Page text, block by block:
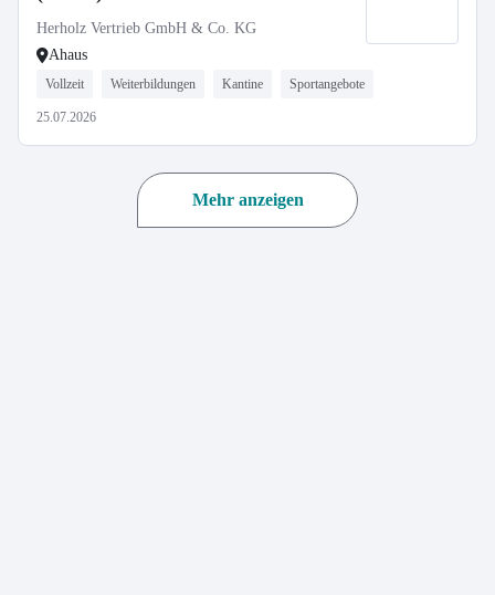
Herholz Vertrieb GmbH & Co. KG
Ahaus
Vollzeit Weiterbildungen Kantine Sportangebote
25.07.2026
Mehr anzeigen